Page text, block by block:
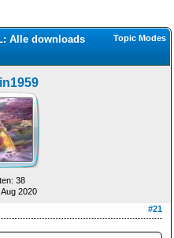
*
Topic Modes
Alle downloads
38
2020
#21